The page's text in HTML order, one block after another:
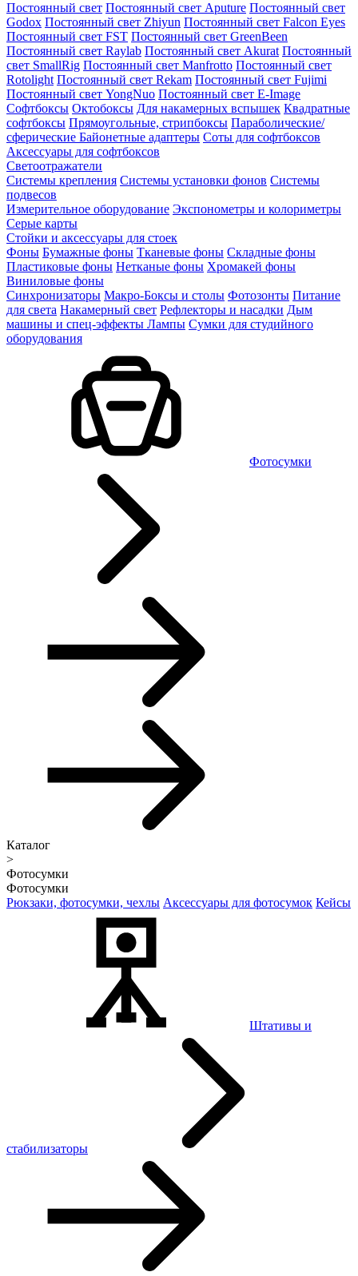
Постоянный свет Постоянный свет Aputure Постоянный свет
Godox Постоянный свет Zhiyun Постоянный свет Falcon Eyes
Постоянный свет FST Постоянный свет GreenBeen
Постоянный свет Raylab Постоянный свет Akurat Постоянный
свет SmallRig Постоянный свет Manfrotto Постоянный свет
Rotolight Постоянный свет Rekam Постоянный свет Fujimi
Постоянный свет YongNuo Постоянный свет E-Image
Софтбоксы Октобоксы Для накамерных вспышек Квадратные
софтбоксы Прямоугольные, стрипбоксы Параболические/
сферические Байонетныe адаптеры Соты для софтбоксов
Аксессуары для софтбоксов
Светоотражатели
Системы крепления Системы установки фонов Системы
подвесов
Измерительное оборудование Экспонометры и колориметры
Серые карты
Стойки и аксессуары для стоек
Фоны Бумажные фоны Тканевые фоны Складные фоны
Пластиковые фоны Нетканые фоны Хромакей фоны
Виниловые фоны
Синхронизаторы Макро-Боксы и столы Фотозонты Питание
для света Накамерный свет Рефлекторы и насадки Дым
машины и спец-эффекты Лампы Сумки для студийного
оборудования
Фотосумки
Каталог
>
Фотосумки
Фотосумки
Рюкзаки, фотосумки, чехлы Аксессуары для фотосумок Кейсы
Штативы и
стабилизаторы